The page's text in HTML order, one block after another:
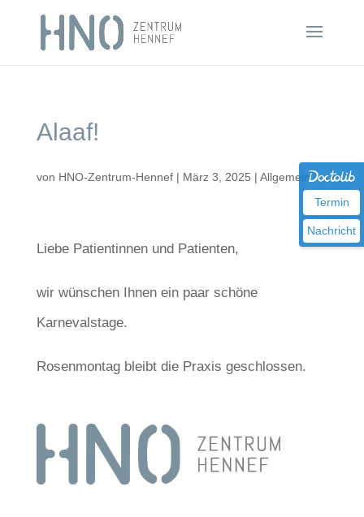
Alaaf!
von HNO-Zentrum-Hennef| März 3, 2025 | Allgemein
Liebe Patientinnen und Patienten,
wir wünschen Ihnen ein paar schöne
Karnevalstage.
Rosenmontag bleibt die Praxis geschlossen.
Termin
Nachricht